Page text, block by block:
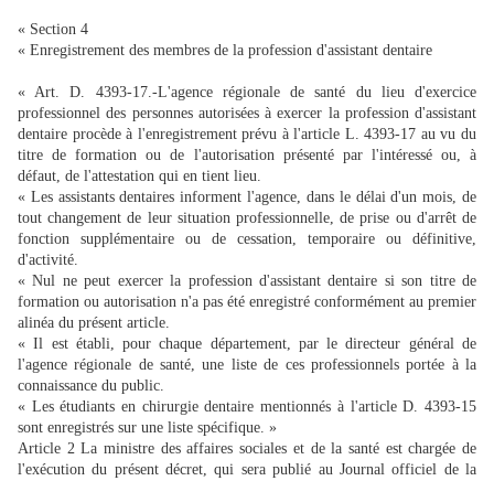
« Section 4
« Enregistrement des membres de la profession d'assistant dentaire
« Art. D. 4393-17.-L'agence régionale de santé du lieu d'exercice
professionnel des personnes autorisées à exercer la profession d'assistant
dentaire procède à l'enregistrement prévu à l'article L. 4393-17 au vu du
titre de formation ou de l'autorisation présenté par l'intéressé ou, à
défaut, de l'attestation qui en tient lieu.
« Les assistants dentaires informent l'agence, dans le délai d'un mois, de
tout changement de leur situation professionnelle, de prise ou d'arrêt de
fonction supplémentaire ou de cessation, temporaire ou définitive,
d'activité.
« Nul ne peut exercer la profession d'assistant dentaire si son titre de
formation ou autorisation n'a pas été enregistré conformément au premier
alinéa du présent article.
« Il est établi, pour chaque département, par le directeur général de
l'agence régionale de santé, une liste de ces professionnels portée à la
connaissance du public.
« Les étudiants en chirurgie dentaire mentionnés à l'article D. 4393-15
sont enregistrés sur une liste spécifique. »
Article 2 La ministre des affaires sociales et de la santé est chargée de
l'exécution du présent décret, qui sera publié au Journal officiel de la